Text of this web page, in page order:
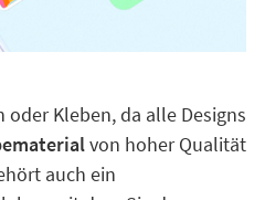
oder Kleben, da alle Designs
von hoher Qualität
auch ein